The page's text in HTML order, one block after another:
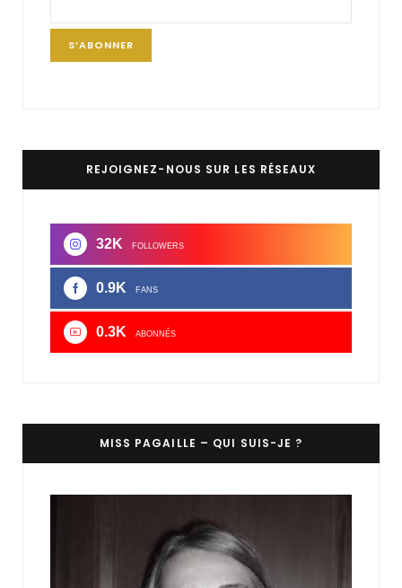
REJOIGNEZ-NOUS SUR LES RÉSEAUX
32K FOLLOWERS
0.9K FANS
0.3K ABONNÉS
MISS PAGAILLE – QUI SUIS-JE ?